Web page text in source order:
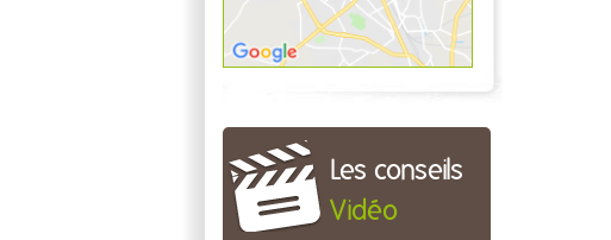
Les conseils
Vidéo